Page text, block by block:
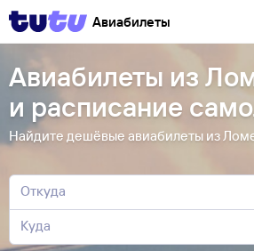
Авиабилеты
Авиабилеты из
и расписание
Найдите дешёвые авиабилеты из